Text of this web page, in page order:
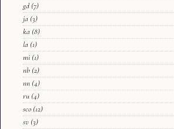
gd (7)
ja (3)
ka (8)
la (1)
mi (1)
nb (2)
nn (4)
ru (4)
sco (12)
sv (3)